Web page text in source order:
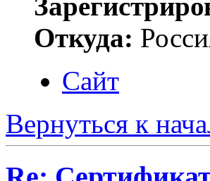
Откуда:
Сайт
Вернуться к